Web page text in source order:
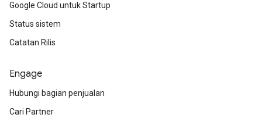
Google Cloud untuk Startup
Status sistem
Catatan Rilis
Engage
Hubungi bagian penjualan
Cari Partner